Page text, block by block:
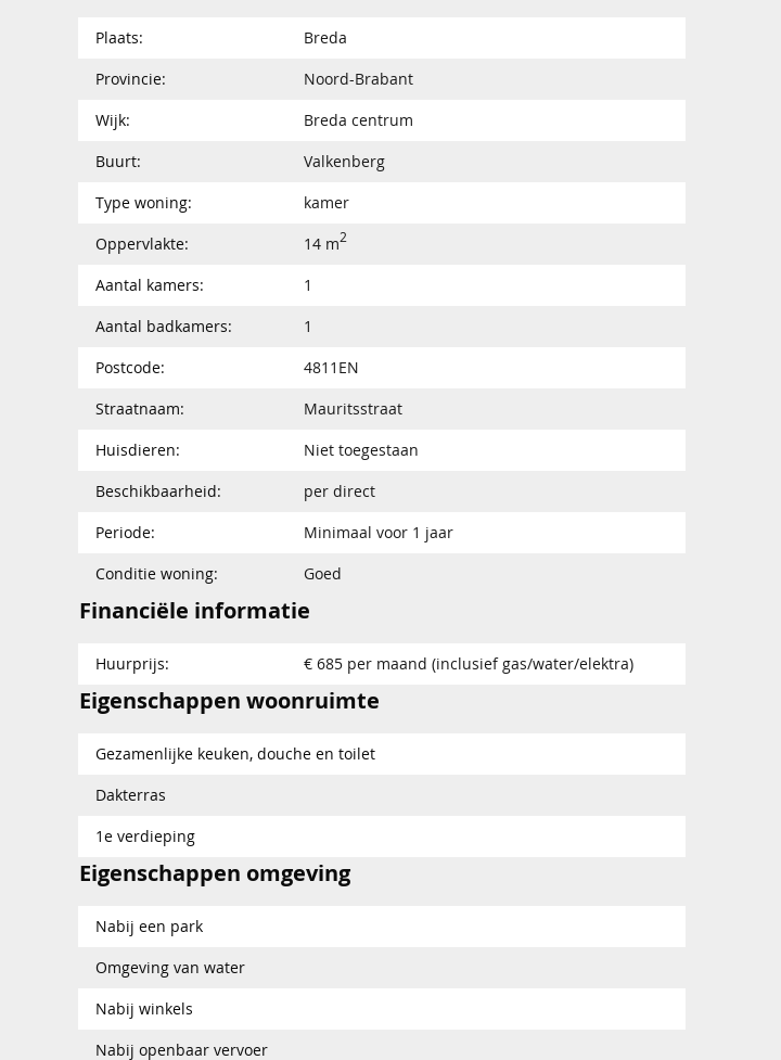
Plaats:
Breda
Provincie:
Noord-Brabant
Wijk:
Breda centrum
Buurt:
Valkenberg
Type woning:
kamer
Oppervlakte:
14 m2
Aantal kamers:
1
Aantal badkamers:
1
Postcode:
4811EN
Straatnaam:
Mauritsstraat
Huisdieren:
Niet toegestaan
Beschikbaarheid:
per direct
Periode:
Minimaal voor 1 jaar
Conditie woning:
Goed
Financiële informatie
Huurprijs: € 685 per maand (inclusief gas/water/elektra)
Eigenschappen woonruimte
Gezamenlijke keuken, douche en toilet
Dakterras
1e verdieping
Eigenschappen omgeving
Nabij een park
Omgeving van water
Nabij winkels
Nabij openbaar vervoer